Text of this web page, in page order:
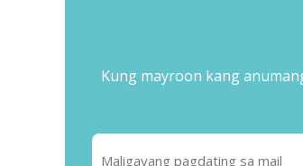
Kung mayroon kang